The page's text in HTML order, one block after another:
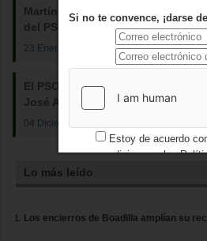
Martín Valdés suscribe el
del PSOE en Boadilla
23 Enero 2015
El PSOE de Boadilla presenta a
José Antonio Martín Valdés
04 Diciembre 2014
Lo más leído
Los encierros de Boadilla amplían su
Si no te convence, ¡darse
Estoy de acuerdo
condicionesy los